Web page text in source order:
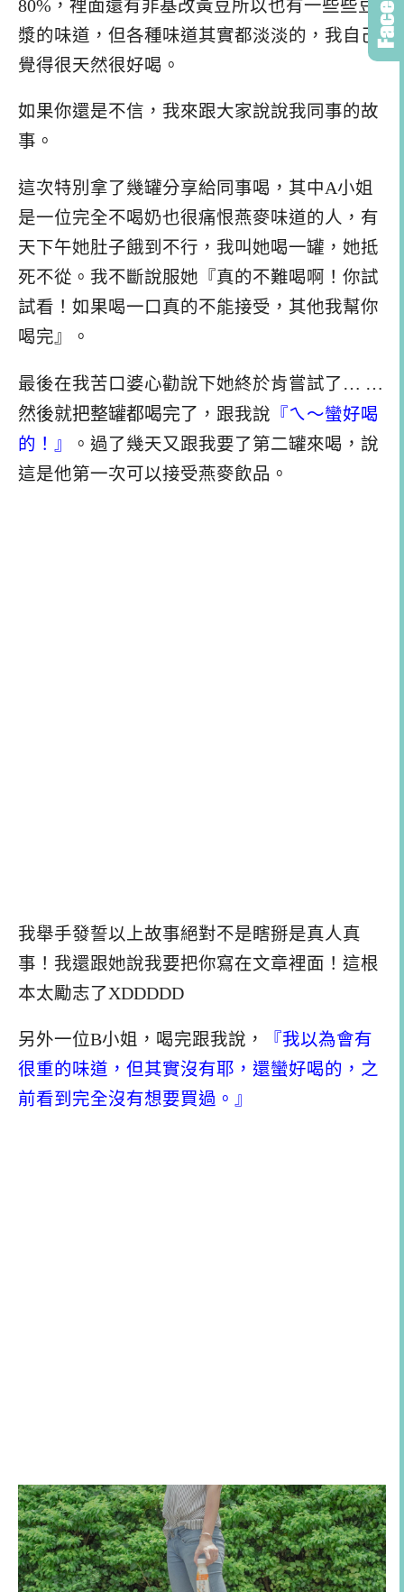
80%，裡面還有非基改黃豆所以也有一些些豆
漿的味道，但各種味道其實都淡淡的，我自己
覺得很天然很好喝。
如果你還是不信，我來跟大家說說我同事的故
事。
這次特別拿了幾罐分享給同事喝，其中A小姐
是一位完全不喝奶也很痛恨燕麥味道的人，有
天下午她肚子餓到不行，我叫她喝一罐，她抵
死不從。我不斷說服她『真的不難喝啊！你試
試看！如果喝一口真的不能接受，其他我幫你
喝完』。
最後在我苦口婆心勸說下她終於肯嘗試了… …
然後就把整罐都喝完了 ，跟我說 『ㄟ～蠻好喝
的！』
。過了幾天又跟我要了第二罐來喝，說
這是他第一次可以接受燕麥飲品。
我舉手發誓以上故事絕對不是瞎掰是真人真
事！我還跟她說我要把你寫在文章裡面！這根
本太勵志了XDDDDD
另外一位B小姐，喝完跟我說，
『我以為會有
很重的味道，但其實沒有耶，還蠻好喝的，之
前看到完全沒有想要買過。』